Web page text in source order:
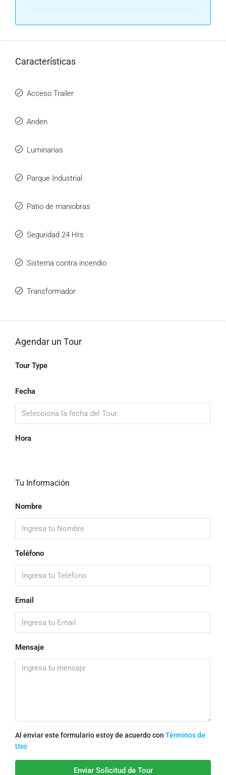
Características
Acceso Trailer
Anden
Luminarias
Parque Industrial
Patio de maniobras
Seguridad 24 Hrs
Sistema contra incendio
Transformador
Agendar un Tour
Tour Type
Fecha
Hora
Tu Información
Nombre
Teléfono
Email
Mensaje
Al enviar este formulario estoy de acuerdo con Términos de
Uso
Enviar Solicitud de Tour